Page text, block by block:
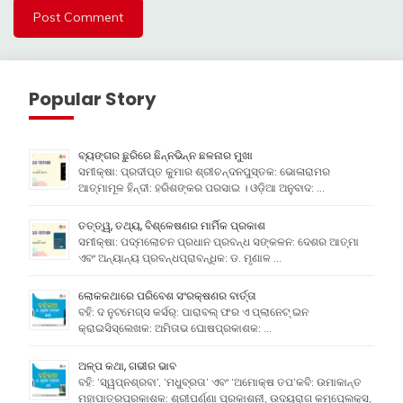
Popular Story
ବ୍ୟଙ୍ଗର ଛୁରିରେ ଛିନ୍ନଭିନ୍ନ ଛଳନାର ମୁଖା
ସମୀକ୍ଷା: ପ୍ରଦୀପ୍ତ କୁମାର ଶ୍ରୀଚନ୍ଦନପୁସ୍ତକ: ଭୋଳାରାମର
ଆତ୍ମାମୂଳ ହିନ୍ଦୀ: ହରିଶଙ୍କର ପରସାଇ । ଓଡ଼ିଆ ଅନୁବାଦ: …
ତତ୍ତ୍ୱ, ତଥ୍ୟ, ବିଶ୍ଳେଷଣର ମାର୍ମିକ ପ୍ରକାଶ
ସମୀକ୍ଷା: ପଦ୍ମଲୋଚନ ପ୍ରଧାନ ପ୍ରବନ୍ଧ ସଙ୍କଳନ: ଦେଶର ଆତ୍ମା
ଏବଂ ଅନ୍ୟାନ୍ୟ ପ୍ରବନ୍ଧପ୍ରାବନ୍ଧିକ: ଡ. ମୃଣାଳ …
ଲୋକକଥାରେ ପରିବେଶ ସଂରକ୍ଷଣର ବାର୍ତ୍ତା
ବହି: ଦ ନୁଟମେଗ୍ସ କର୍ସର୍: ପାରାବଲ୍ ଫର ଏ ପ୍ଲାନେଟ୍ ଇନ
କ୍ରାଇସିସ୍ଲେଖକ: ଅମିତାଭ ଘୋଷପ୍ରକାଶକ: …
ଅଳ୍ପ କଥା, ଗଭୀର ଭାବ
ବହି: ‘ସ୍ୱପ୍ନଶ୍ରବା’, ‘ମଧୁବ୍ରତା’ ଏବଂ ‘ଅମୋକ୍ଷ ତପ’କବି: ଉମାକାନ୍ତ
ମହାପାତ୍ରପ୍ରକାଶକ: ଶ୍ରୀପର୍ଣ୍ଣା ପ୍ରକାଶନୀ, ଉଦୟରାଗ କମ୍ପେ୍ଲକ୍ସ,